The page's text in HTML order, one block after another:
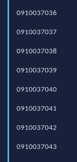
0910037036
0910037037
0910037038
0910037039
0910037040
0910037041
0910037042
0910037043